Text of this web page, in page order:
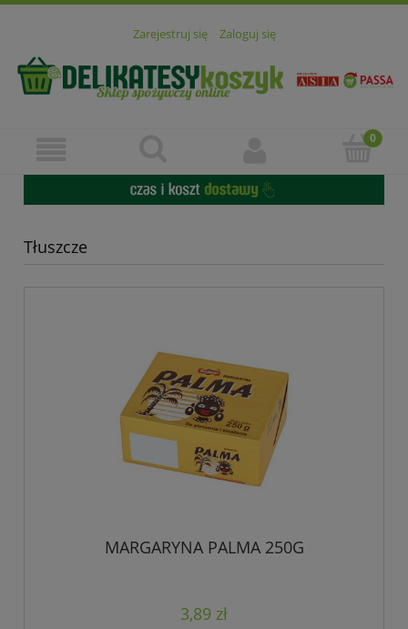
Zarejestruj się Zaloguj się
Tłuszcze
MARGARYNA PALMA 250G
3,89 zł